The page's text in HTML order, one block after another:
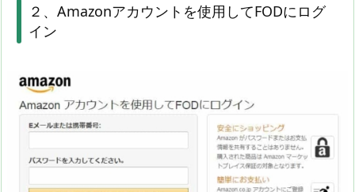
２、Amazonアカウントを使用してFODにログ
イン